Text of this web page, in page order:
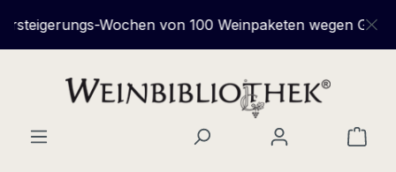
Zum Hauptinhalt springen
Wochen von 100 Weinpaketen wegen